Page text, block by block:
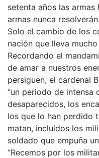
setenta años las
armas nunca
Solo el cambio de los
nación que lleva
Recordando el
de amar a nuestros
persiguen, el cardenal
“un periodo de intensa
desaparecidos, los
los que lo han perdido
matan, incluidos los
soldado que empuña
“Recemos por los